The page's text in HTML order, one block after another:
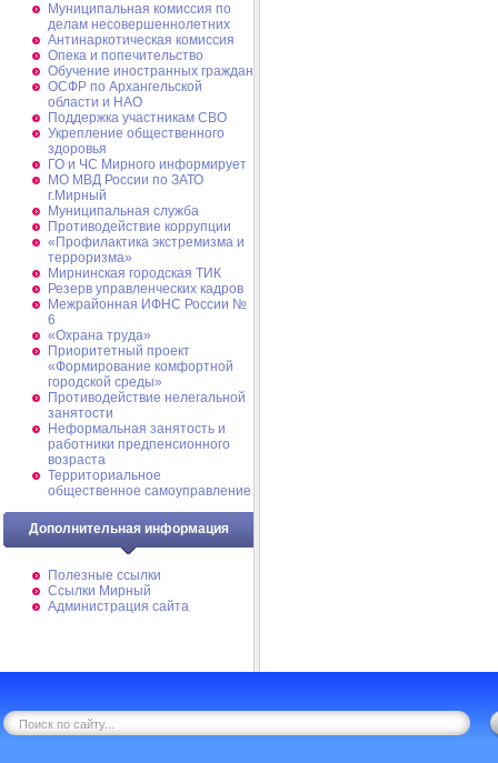
Муниципальная комиссия по
делам несовершеннолетних
Антинаркотическая комиссия
Опека и попечительство
Обучение иностранных граждан
ОСФР по Архангельской
области и НАО
Поддержка участникам СВО
Укрепление общественного
здоровья
ГО и ЧС Мирного информирует
МО МВД России по ЗАТО
г.Мирный
Муниципальная cлужба
Противодействие коррупции
«Профилактика экстремизма и
терроризма»
Мирнинская городская ТИК
Резерв управленческих кадров
Межрайонная ИФНС России №
6
«Охрана труда»
Приоритетный проект
«Формирование комфортной
городской среды»
Противодействие нелегальной
занятости
Неформальная занятость и
работники предпенсионного
возраста
Территориальное
общественное самоуправление
Дополнительная информация
Полезные ссылки
Ссылки Мирный
Администрация сайта